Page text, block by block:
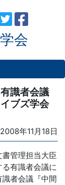
会
識者会議
ブズ学会
Posted
on
2008年11月18日
管理担当大臣
る有識者会議に
者会議『中間